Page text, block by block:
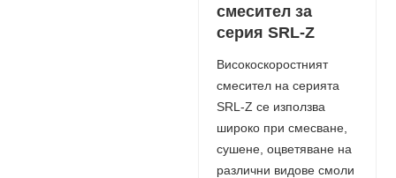
смесител за
серия SRL-Z
Високоскоростният
смесител на серията
SRL-Z се използва
широко при смесване,
сушене, оцветяване на
различни видове смоли